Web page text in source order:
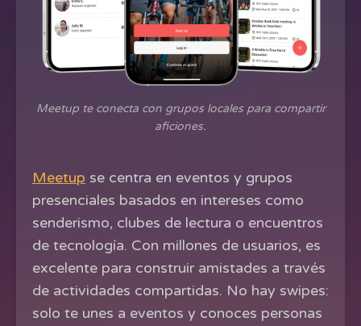
Meetup te conecta con grupos locales para compartir
aficiones.
Meetup se centra en eventos y grupos
presenciales basados en intereses como
senderismo, clubes de lectura o encuentros
de tecnología. Con millones de usuarios, es
excelente para construir amistades a través
de actividades compartidas. No hay swipes:
solo te unes a eventos y conoces personas